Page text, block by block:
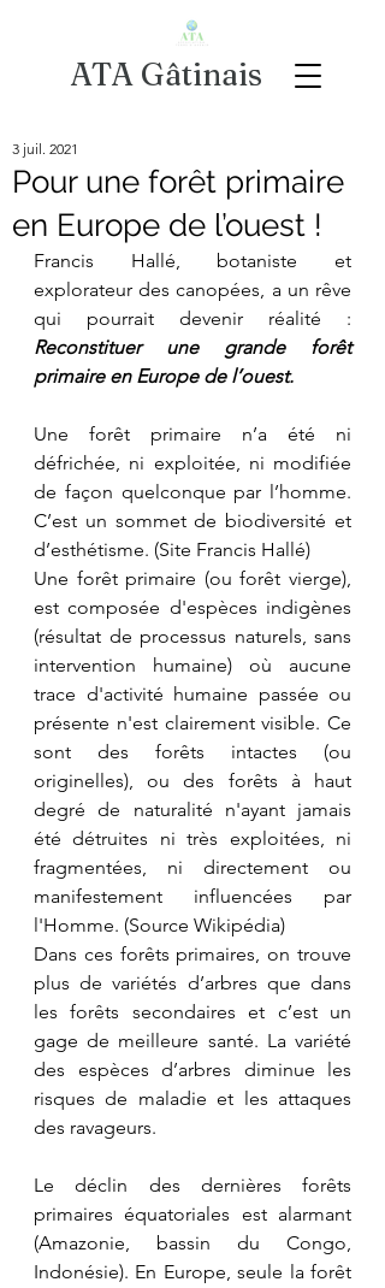
ATA Gâtinais
Pour une forêt primaire
en Europe de l’ouest !
3 juil. 2021
Francis Hallé, botaniste et
explorateur des canopées, a un rêve
Reconstituer une grande forêt
primaire en Europe de l’ouest.
Une forêt primaire n’a été ni
défrichée, ni exploitée, ni modifiée
de façon quelconque par l’homme.
C’est un sommet de biodiversité et
d’esthétisme. (Site Francis Hallé)
Une forêt primaire (ou forêt vierge),
est composée d'espèces indigènes
(résultat de processus naturels, sans
intervention humaine) où aucune
trace d'activité humaine passée ou
présente n'est clairement visible. Ce
sont des forêts intactes (ou
originelles), ou des forêts à haut
degré de naturalité n'ayant jamais
été détruites ni très exploitées, ni
fragmentées, ni directement ou
manifestement influencées par
l'Homme. (Source Wikipédia)
Dans ces forêts primaires, on trouve
plus de variétés d’arbres que dans
les forêts secondaires et c’est un
gage de meilleure santé. La variété
des espèces d’arbres diminue les
risques de maladie et les attaques
des ravageurs.
Le déclin des dernières forêts
primaires équatoriales est alarmant
(Amazonie, bassin du Congo,
Indonésie). En Europe, seule la forêt